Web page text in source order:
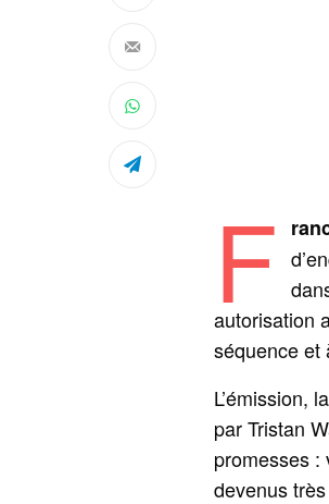
F
autorisation
séquence et
L’émission,
par Tristan
promesses :
devenus